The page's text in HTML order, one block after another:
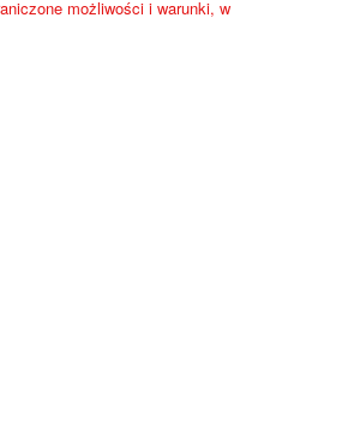
możliwości i warunki, w